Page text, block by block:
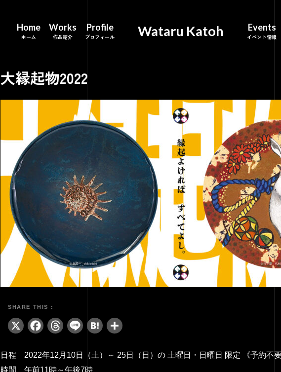
Home Works Profile Wataru Katoh Events
大縁起物2022
X Facebook
Threads
LineHatena
日程 2022年12月10日（土）～ 25日（日）の 土曜日・日曜日 限定 《予約不要
時間 午前11時～午後7時